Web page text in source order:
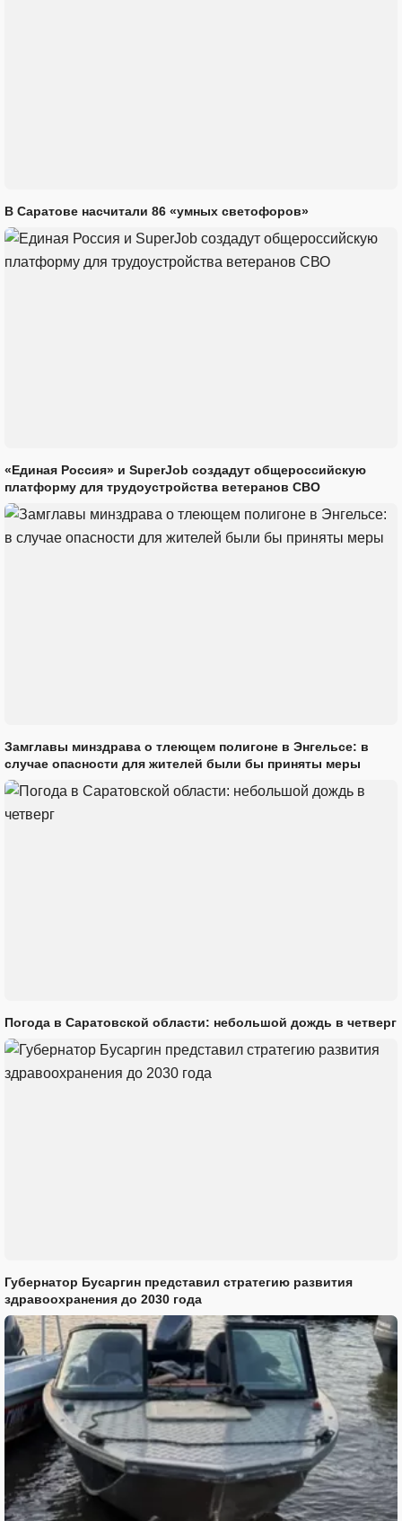
В Саратове насчитали 86 «умных светофоров»
«Единая Россия» и SuperJob создадут общероссийскую
платформу для трудоустройства ветеранов СВО
Замглавы минздрава о тлеющем полигоне в Энгельсе: в
случае опасности для жителей были бы приняты меры
Погода в Саратовской области: небольшой дождь в четверг
Губернатор Бусаргин представил стратегию развития
здравоохранения до 2030 года